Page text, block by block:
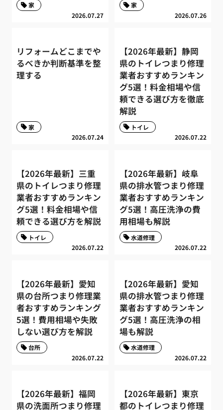
2026.07.27
家
2026.07.26
家
リフォームどこまでや
るべきか判断基準を整
理する
2026.07.24
家
【2026年最新】静岡
県のトイレつまり修理
業者おすすめランキン
グ5選！料金相場や信
頼できる選び方を徹底
解説
2026.07.22
トイレ
【2026年最新】三重
県のトイレつまり修理
業者おすすめランキン
グ5選！料金相場や信
頼できる選び方を解説
2026.07.22
トイレ
【2026年最新】岐阜
県の排水管つまり修理
業者おすすめランキン
グ5選！高圧洗浄の費
用相場も解説
2026.07.22
水道修理
【2026年最新】愛知
県の台所つまり修理業
者おすすめランキング
5選！費用相場や失敗
しない選び方を解説
2026.07.22
台所
【2026年最新】愛知
県の排水管つまり修理
業者おすすめランキン
グ5選！高圧洗浄の相
場も解説
2026.07.22
水道修理
【2026年最新】福岡
県の洗面所つまり修理
【2026年最新】東京
都のトイレつまり修理